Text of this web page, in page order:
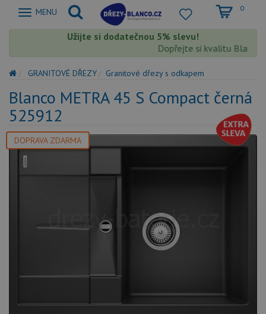
Zobrazit
MENU 0
Užijte si dodatečnou 5% slevu!
Dopřejte si kvalitu Blanco s
GRANITOVÉ DŘEZY Granitové dřezy s odkapem
Blanco METRA 45 S Compact černá
525912
DOPRAVA ZDARMA